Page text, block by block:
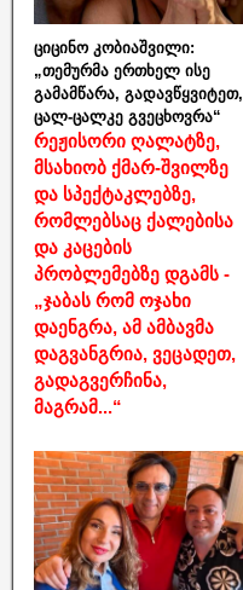
ციცინო კობიაშვილი:
„თემურმა ერთხელ ისე
გამამწარა, გადავწყვიტეთ,
ცალ-ცალკე გვეცხოვრა“
რეჟისორი ღალატზე,
მსახიობ ქმარ-შვილზე
და სპექტაკლებზე,
რომლებსაც ქალებისა
და კაცების
პრობლემებზე დგამს -
„ჯაბას რომ ოჯახი
დაენგრა, ამ ამბავმა
დაგვანგრია, ვეცადეთ,
გადაგვერჩინა,
მაგრამ...“